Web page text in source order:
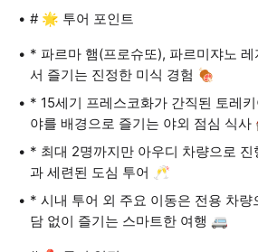
# 🌟 투어 포인트
* 파르마 햄(프로슈또), 파르미쟈노
서 즐기는 진정한 미식 경험 🍖
* 15세기 프레스코화가 간직된 토레
야를 배경으로 즐기는 야외 점심 식사
* 최대 2명까지만 아우디 차량으로 진
과 세련된 도심 투어 🥂
* 시내 투어 외 주요 이동은 전용 차량
담 없이 즐기는 스마트한 여행 🚐